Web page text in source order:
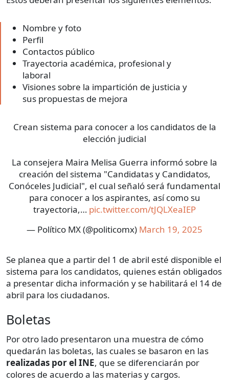
Nombre y foto
Perfil
Contactos público
Trayectoria académica, profesional y
laboral
Visiones sobre la impartición de justicia y
sus propuestas de mejora
Crean sistema para conocer a los candidatos de la
elección judicial
La consejera Maira Melisa Guerra informó sobre la
creación del sistema "Candidatas y Candidatos,
Conóceles Judicial", el cual señaló será fundamental
para conocer a los aspirantes, así como su
trayectoria,… pic.twitter.com/tJQLXeaIEP
— Político MX (@politicomx) March 19, 2025
Se planea que a partir del 1 de abril esté disponible el
sistema para los candidatos, quienes están obligados
a presentar dicha información y se habilitará el 14 de
abril para los ciudadanos.
Boletas
Por otro lado presentaron una muestra de cómo
quedarán las boletas, las cuales se basaron en las
realizadas por el INE, que se diferenciarán por
colores de acuerdo a las materias y cargos.